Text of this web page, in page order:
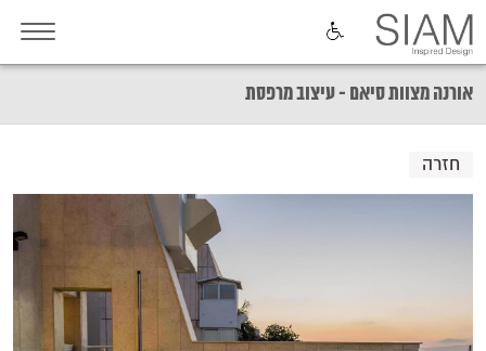
אורנה מצוות סיאם - עיצוב מרפסת
חזרה